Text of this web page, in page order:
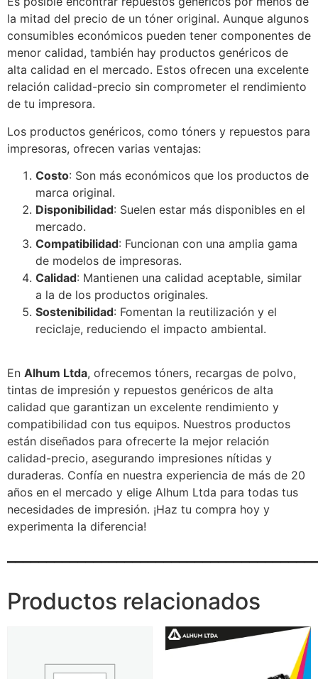
la mitad del precio de un tóner original. Aunque algunos
consumibles económicos pueden tener componentes de
menor calidad, también hay productos genéricos de
alta calidad en el mercado. Estos ofrecen una excelente
relación calidad-precio sin comprometer el rendimiento
de tu impresora.
Los productos genéricos, como tóners y repuestos para
impresoras, ofrecen varias ventajas:
Costo: Son más económicos que los productos de
marca original.
Disponibilidad: Suelen estar más disponibles en el
mercado.
Compatibilidad: Funcionan con una amplia gama
de modelos de impresoras.
Calidad: Mantienen una calidad aceptable, similar
a la de los productos originales.
Sostenibilidad: Fomentan la reutilización y el
reciclaje, reduciendo el impacto ambiental.
En Alhum Ltda, ofrecemos tóners, recargas de polvo,
tintas de impresión y repuestos genéricos de alta
calidad que garantizan un excelente rendimiento y
compatibilidad con tus equipos. Nuestros productos
están diseñados para ofrecerte la mejor relación
calidad-precio, asegurando impresiones nítidas y
duraderas. Confía en nuestra experiencia de más de 20
años en el mercado y elige Alhum Ltda para todas tus
necesidades de impresión. ¡Haz tu compra hoy y
experimenta la diferencia!
Productos relacionados